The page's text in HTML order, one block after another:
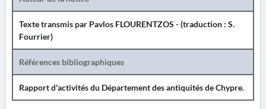
Texte transmis par Pavlos FLOURENTZOS - (traduction : S.
Fourrier)
Références bibliographiques
Rapport d'activités du Département des antiquités de Chypre.